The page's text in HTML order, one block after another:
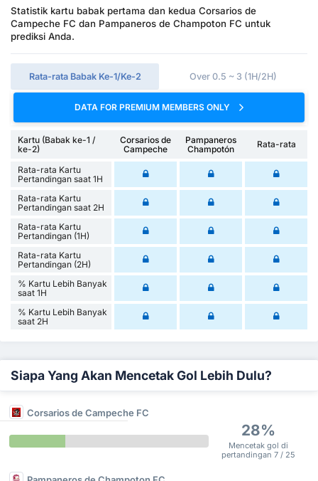
Statistik kartu babak pertama dan kedua Corsarios de
Campeche FC dan Pampaneros de Champoton FC untuk
prediksi Anda.
Rata-rata Babak Ke-1/Ke-2 Over 0.5 ~ 3 (1H/2H)
DATA FOR PREMIUM MEMBERS ONLY
Kartu (Babak ke-1 /
ke-2)
Corsarios de
Campeche
Pampaneros
Champotón
Rata-rata
Rata-rata Kartu
Pertandingan saat 1H
Rata-rata Kartu
Pertandingan saat 2H
Rata-rata Kartu
Pertandingan (1H)
Rata-rata Kartu
Pertandingan (2H)
% Kartu Lebih Banyak
saat 1H
% Kartu Lebih Banyak
saat 2H
Siapa Yang Akan Mencetak Gol Lebih Dulu?
Corsarios de Campeche FC
28%
Mencetak gol di
pertandingan 7 / 25